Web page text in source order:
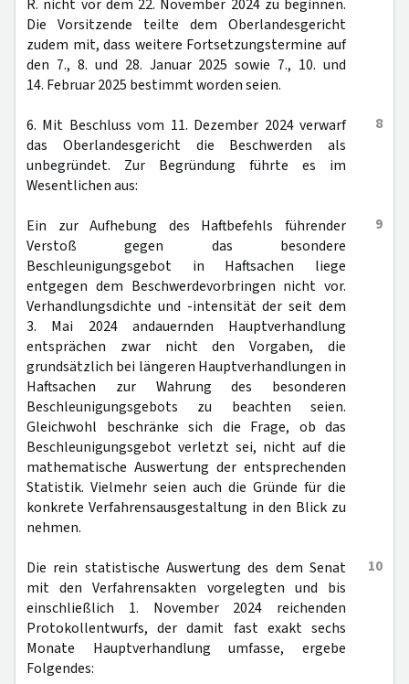
R. nicht vor dem 22. November 2024 zu beginnen.
Die Vorsitzende teilte dem Oberlandesgericht
zudem mit, dass weitere Fortsetzungstermine auf
den 7., 8. und 28. Januar 2025 sowie 7., 10. und
14. Februar 2025 bestimmt worden seien.
8
6. Mit Beschluss vom 11. Dezember 2024 verwarf
das Oberlandesgericht die Beschwerden als
unbegründet. Zur Begründung führte es im
Wesentlichen aus:
9
Ein zur Aufhebung des Haftbefehls führender
Verstoß gegen das besondere
Beschleunigungsgebot in Haftsachen liege
entgegen dem Beschwerdevorbringen nicht vor.
Verhandlungsdichte und -intensität der seit dem
3. Mai 2024 andauernden Hauptverhandlung
entsprächen zwar nicht den Vorgaben, die
grundsätzlich bei längeren Hauptverhandlungen in
Haftsachen zur Wahrung des besonderen
Beschleunigungsgebots zu beachten seien.
Gleichwohl beschränke sich die Frage, ob das
Beschleunigungsgebot verletzt sei, nicht auf die
mathematische Auswertung der entsprechenden
Statistik. Vielmehr seien auch die Gründe für die
konkrete Verfahrensausgestaltung in den Blick zu
nehmen.
10
Die rein statistische Auswertung des dem Senat
mit den Verfahrensakten vorgelegten und bis
einschließlich 1. November 2024 reichenden
Protokollentwurfs, der damit fast exakt sechs
Monate Hauptverhandlung umfasse, ergebe
Folgendes: